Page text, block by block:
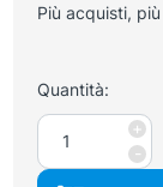
Più acquisti,
Quantità:
-
Polo
manica
corta
+